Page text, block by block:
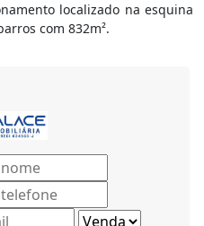
localizado na esquina
com 832m².